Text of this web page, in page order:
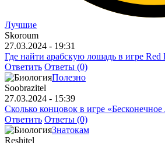
Лучшие
Skoroum
27.03.2024 - 19:31
Где найти арабскую лошадь в игре Red
Ответить Ответы (0)
Полезно
Soobrazitel
27.03.2024 - 15:39
Сколько концовок в игре «Бесконечное
Ответить Ответы (0)
Знатокам
Reshitel